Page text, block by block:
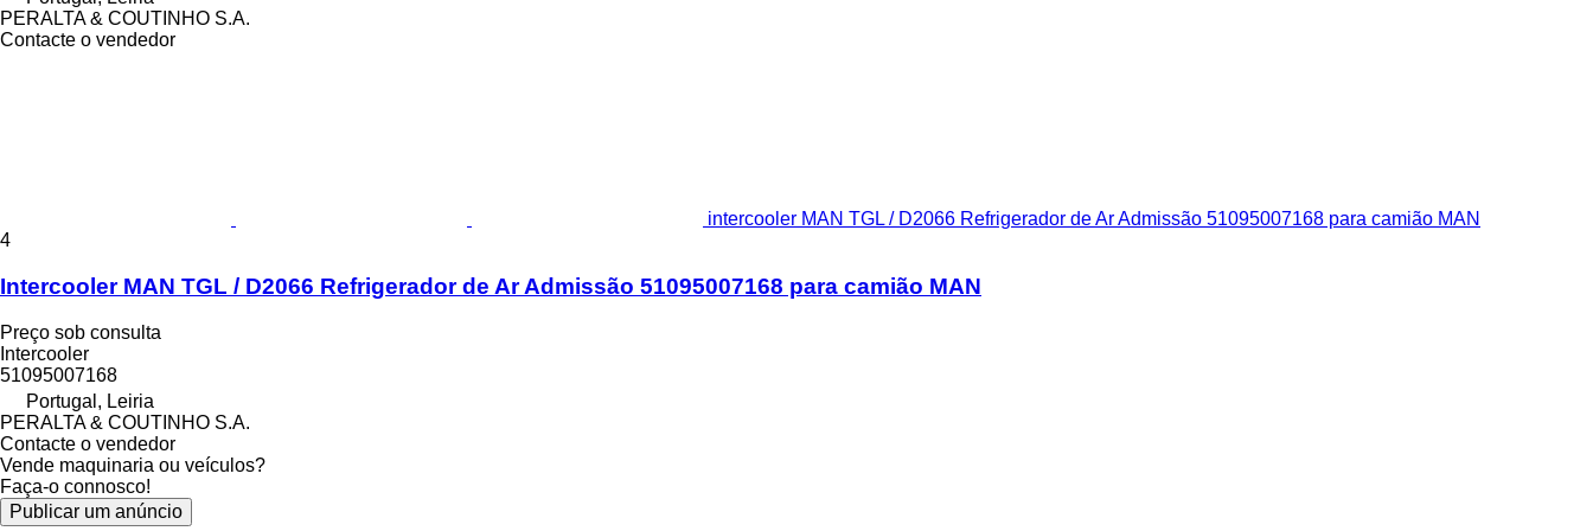
PERALTA & COUTINHO S.A.
Contacte o vendedor
intercooler MAN TGL / D2066 Refrigerador de Ar Admissão 51095007168 para camião MAN
4
Intercooler MAN TGL / D2066 Refrigerador de Ar Admissão 51095007168 para camião MAN
Preço sob consulta
Intercooler
51095007168
Portugal, Leiria
PERALTA & COUTINHO S.A.
Contacte o vendedor
Vende maquinaria ou veículos?
Faça-o connosco!
Publicar um anúncio